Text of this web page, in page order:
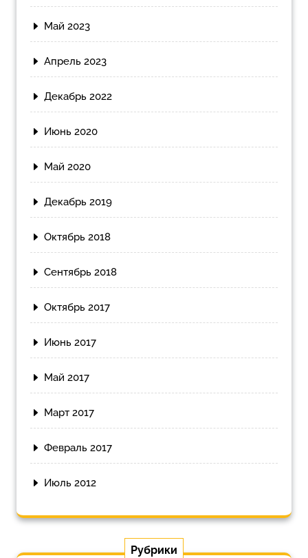
Май 2023
Апрель 2023
Декабрь 2022
Июнь 2020
Май 2020
Декабрь 2019
Октябрь 2018
Сентябрь 2018
Октябрь 2017
Июнь 2017
Май 2017
Март 2017
Февраль 2017
Июль 2012
Рубрики